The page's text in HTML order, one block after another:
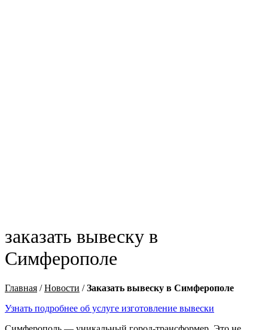
заказать вывеску в
Симферополе
Главная /Новости /Заказать вывеску в Симферополе
Узнать подробнее об услуге изготовление вывески